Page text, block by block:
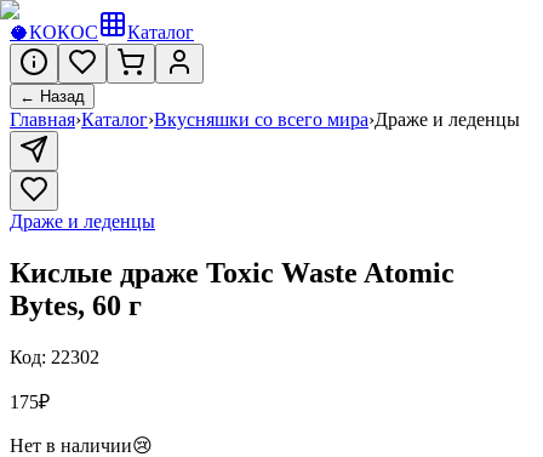
🥥КОКОС Каталог
← Назад
Главная›Каталог›Вкусняшки со всего мира›Драже и леденцы
Драже и леденцы
Кислые драже Toxic Waste Atomic
Bytes, 60 г
Код: 22302
175₽
Нет в наличии😢